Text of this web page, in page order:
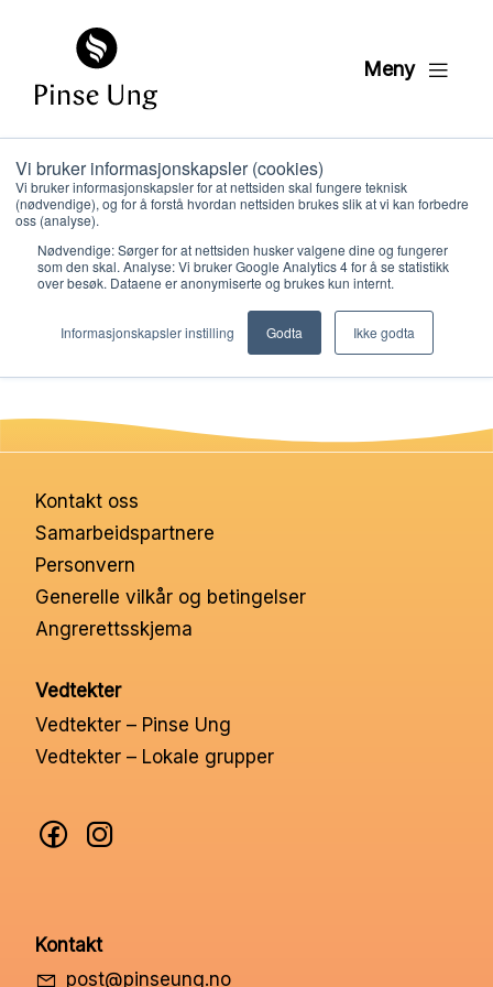
Vi bruker informasjonskapsler (cookies)
Vi bruker informasjonskapsler for at nettsiden skal fungere teknisk
(nødvendige), og for å forstå hvordan nettsiden brukes slik at vi kan forbedre
oss (analyse).
Nødvendige: Sørger for at nettsiden husker valgene dine og fungerer
som den skal. Analyse: Vi bruker Google Analytics 4 for å se statistikk
over besøk. Dataene er anonymiserte og brukes kun internt.
Informasjonskapsler instilling Godta Ikke godta
Meny
HK5 DVD drama
leksjon 9
PER KRISTIAN LØVE
Kontakt oss
Samarbeidspartnere
Personvern
Generelle vilkår og betingelser
Angrerettsskjema
Vedtekter
Vedtekter – Pinse Ung
Vedtekter – Lokale grupper
Kontakt
post@pinseung.no
Hva vi gjør
Ressurser
Nettbutikk
Kontakt oss
Min konto